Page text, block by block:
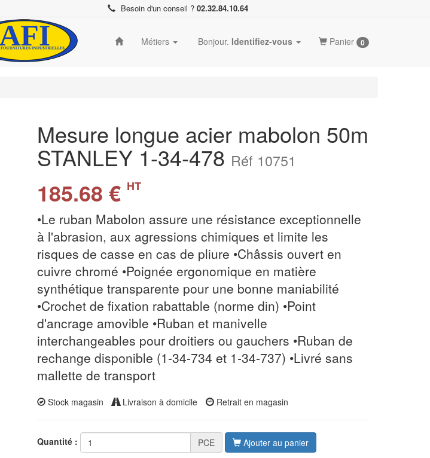
Besoin d'un conseil ? 02.32.84.10.64
Métiers Bonjour. Identifiez-vous Panier 0
Mesure longue acier mabolon 50m
STANLEY 1-34-478 Réf 10751
185.68 € HT
•Le ruban Mabolon assure une résistance exceptionnelle
à l'abrasion, aux agressions chimiques et limite les
risques de casse en cas de pliure •Châssis ouvert en
cuivre chromé •Poignée ergonomique en matière
synthétique transparente pour une bonne maniabilité
•Crochet de fixation rabattable (norme din) •Point
d'ancrage amovible •Ruban et manivelle
interchangeables pour droitiers ou gauchers •Ruban de
rechange disponible (1-34-734 et 1-34-737) •Livré sans
mallette de transport
Stock magasin Livraison à domicile Retrait en magasin
Quantité : PCE Ajouter au panier